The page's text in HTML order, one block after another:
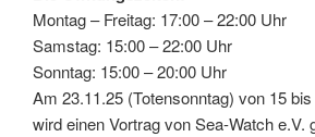
Montag – Freitag: 17:00 – 22:00 Uhr
Samstag: 15:00 – 22:00 Uhr
Sonntag: 15:00 – 20:00 Uhr
Am 23.11.25 (Totensonntag) von 15
wird einen Vortrag von Sea-Watch e.V.